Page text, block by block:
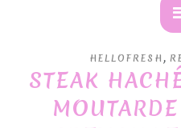
HELLOFRESH ,
STEAK